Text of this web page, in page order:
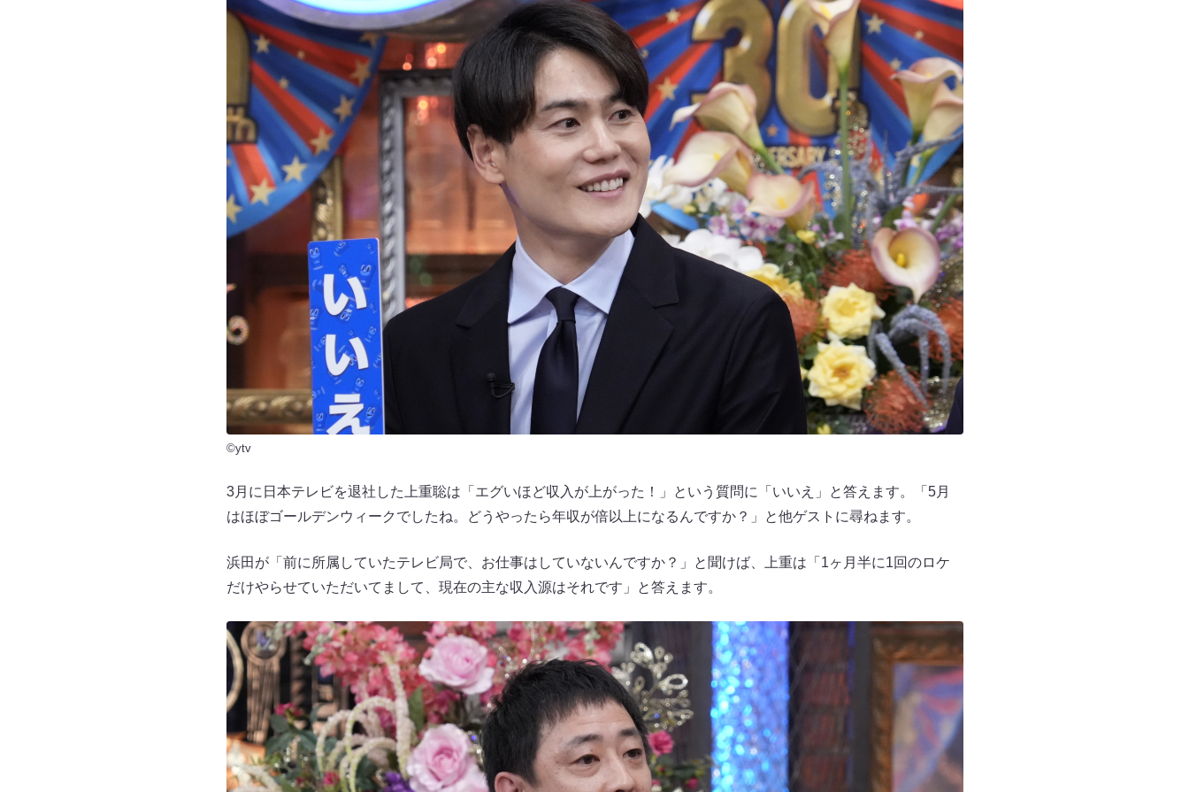
©ytv
3月に日本テレビを退社した上重聡は「エグいほど収入が上がった！」という質問に「いいえ」と答えます。「5月
はほぼゴールデンウィークでしたね。どうやったら年収が倍以上になるんですか？」と他ゲストに尋ねます。
浜田が「前に所属していたテレビ局で、お仕事はしていないんですか？」と聞けば、上重は「1ヶ月半に1回のロケ
だけやらせていただいてまして、現在の主な収入源はそれです」と答えます。